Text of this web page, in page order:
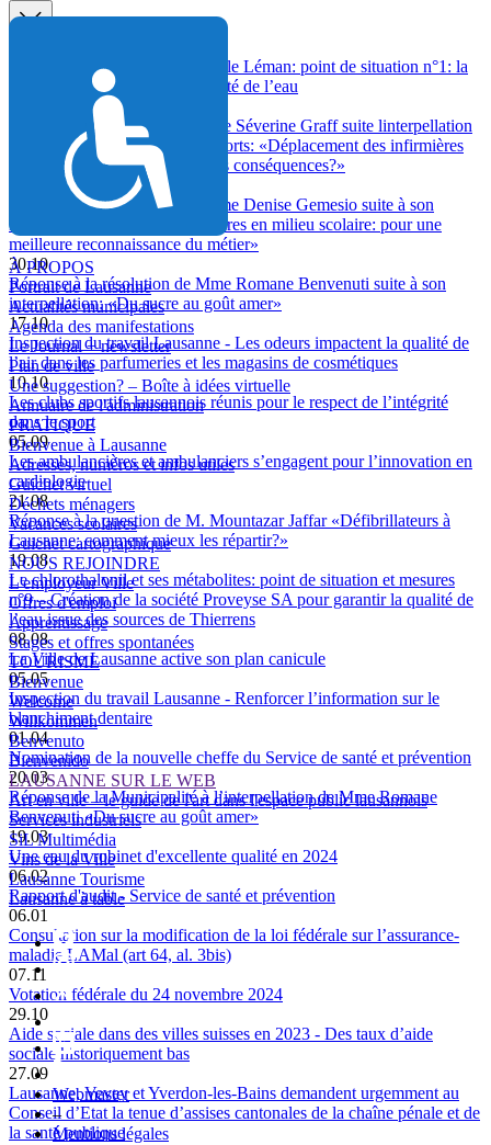
Présence de 1,2,4-triazole dans le Léman: point de situation n°1: la
Ville agit pour défendre la qualité de l’eau
Réponse à la résolution de Mme Séverine Graff suite linterpellation
de Mme Séverine Graff et consorts: «Déplacement des infirmières
scolaires: quels motifs et quelles conséquences?»
Réponse aux résolutions de Mme Denise Gemesio suite à son
interpellation urgente: «Infirmières en milieu scolaire: pour une
meilleure reconnaissance du métier»
30.10
Réponse à la résolution de Mme Romane Benvenuti suite à son
interpellation: «Du sucre au goût amer»
17.10
Inspection du travail Lausanne - Les odeurs impactent la qualité de
l’air dans les parfumeries et les magasins de cosmétiques
10.10
Les clubs sportifs lausannois réunis pour le respect de l’intégrité
dans le sport
05.09
Les ambulancières et ambulanciers s’engagent pour l’innovation en
cardiologie
21.08
Réponse à la question de M. Mountazar Jaffar «Défibrillateurs à
Lausanne: comment mieux les répartir?»
19.08
Le chlorothalonil et ses métabolites: point de situation et mesures
n°9 – Création de la société Proveyse SA pour garantir la qualité de
l’eau issue des sources de Thierrens
08.08
La Ville de Lausanne active son plan canicule
05.05
Inspection du travail Lausanne - Renforcer l’information sur le
blanchiment dentaire
01.04
Nomination de la nouvelle cheffe du Service de santé et prévention
20.03
Réponse de la Municipalité à l’interpellation de Mme Romane
Benvenuti «Du sucre au goût amer»
19.03
Une eau du robinet d'excellente qualité en 2024
06.02
Rapport d'audit - Service de santé et prévention
06.01
Consultation sur la modification de la loi fédérale sur l’assurance-
maladie LAMal (art 64, al. 3bis)
07.11
Votation fédérale du 24 novembre 2024
29.10
Aide sociale dans des villes suisses en 2023 - Des taux d’aide
sociale historiquement bas
27.09
Lausanne, Vevey et Yverdon-les-Bains demandent urgemment au
Conseil d’Etat la tenue d’assises cantonales de la chaîne pénale et de
la santé publique
À PROPOS
Portrait de Lausanne
Actualités municipales
Agenda des manifestations
Le Journal + newsletter
Plan de ville
Une suggestion? – Boîte à idées virtuelle
Annuaire de l'administration
PRATIQUE
Bienvenue à Lausanne
Adresses, numéros et infos utiles
Guichet virtuel
Déchets ménagers
Vacances scolaires
Guichet cartographique
NOUS REJOINDRE
L'employeur Ville
Offres d'emploi
Apprentissage
Stages et offres spontanées
TOURISME
Bienvenue
Welcome
Willkommen
Benvenuto
Bienvenido
LAUSANNE SUR LE WEB
Art en ville – le guide de l'art dans l'espace public lausannois
Services industriels
SiL Multimédia
Vins de la Ville
Lausanne Tourisme
Lausanne à table
Webmaster
–
Mentions légales